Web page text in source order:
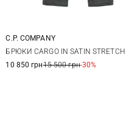
46 48 50
C.P. COMPANY
БРЮКИ CARGO IN SATIN STRETCH
10 850 грн15 500 грн-30%